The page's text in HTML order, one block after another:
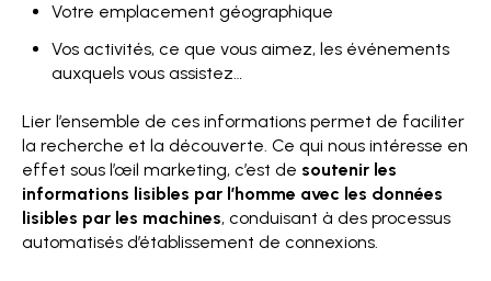
Votre emplacement géographique
Vos activités, ce que vous aimez, les événements
auxquels vous assistez…
Lier l’ensemble de ces informations permet de faciliter
la recherche et la découverte. Ce qui nous intéresse en
effet sous l’œil marketing, c’est de soutenir les
informations lisibles par l’homme avec les données
lisibles par les machines, conduisant à des processus
automatisés d’établissement de connexions.